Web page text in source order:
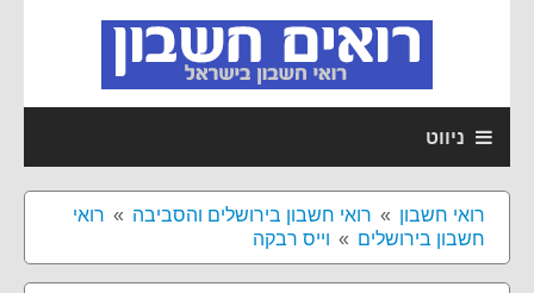
ניווט
רואי חשבון רואי חשבון בירושלים והסביבה
רואי
חשבון בירושלים
וייס רבקה